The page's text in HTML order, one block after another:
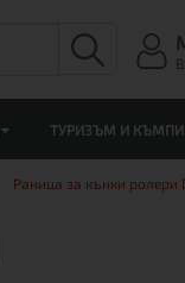
ТУРИЗЪМ И
Раница за кънки ролери